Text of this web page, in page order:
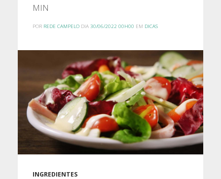
MIN
POR REDE CAMPELODIA 30/06/2022 00H00 EM DICAS
INGREDIENTES